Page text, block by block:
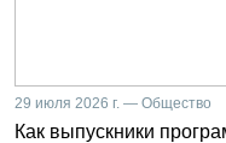
29 июля 2026 г. — Общество
Как выпускники